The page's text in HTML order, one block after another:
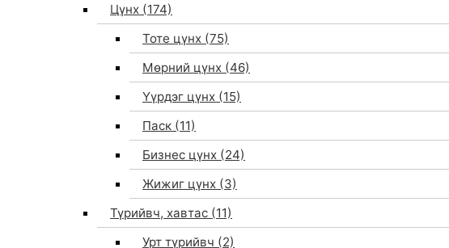
Цүнх (174)
Тоте цүнх (75)
Мөрний цүнх (46)
Үүрдэг цүнх (15)
Паск (11)
Бизнес цүнх (24)
Жижиг цүнх (3)
Түрийвч, хавтас (11)
Урт түрийвч (2)